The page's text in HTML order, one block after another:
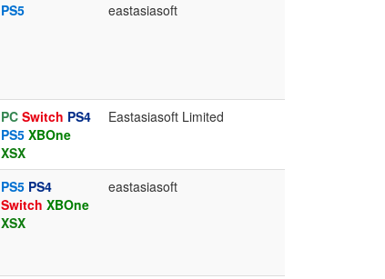
PS5 eastasiasoft
PC Switch PS4
PS5 XBOne
XSX
Eastasiasoft Limited
PS5 PS4
Switch XBOne
XSX
eastasiasoft